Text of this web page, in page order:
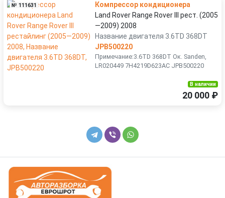
Volvo
№ 111631
Компрессор кондиционера
Land Rover Range Rover III рест. (2005
—2009) 2008
Название двигателя 3.6TD 368DT
JPB500220
Примечание:3.6TD 368DT Ок. Sanden,
LR020449 7H4219D623AC JPB500220
В наличии
20 000 ₽